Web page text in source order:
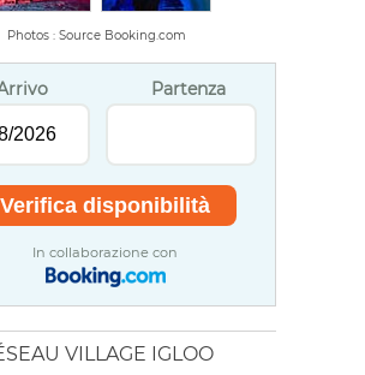
Photos : Source Booking.com
Partenza
In collaborazione con
VILLAGE IGLOO